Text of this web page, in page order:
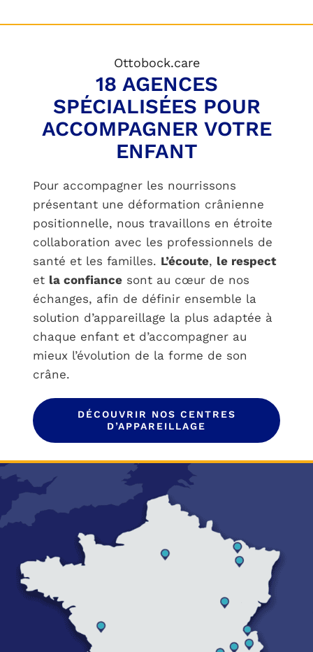
Ottobock.care
18 AGENCES
SPÉCIALISÉES POUR
ACCOMPAGNER VOTRE
ENFANT
Pour accompagner les nourrissons
présentant une déformation crânienne
positionnelle, nous travaillons en étroite
collaboration avec les professionnels de
santé et les familles. L’écoute, le respect
et la confiancesont au cœur de nos
échanges, afin de définir ensemble la
solution d’appareillage la plus adaptée à
chaque enfant et d’accompagner au
mieux l’évolution de la forme de son
crâne.
DÉCOUVRIR NOS CENTRES
D’APPAREILLAGE